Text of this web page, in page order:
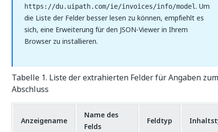
https://du.uipath.com/ie/invoices/info/model. Um
die Liste der Felder besser lesen zu können, empfiehlt es
sich, eine Erweiterung für den JSON-Viewer in Ihrem
Browser zu installieren.
Tabelle 1. Liste der extrahierten Felder für Angaben zum
Abschluss
Anzeigename
Name des
Felds
Feldtyp